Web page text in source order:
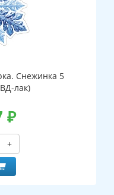
Снежинка 5
лак)
₽
+